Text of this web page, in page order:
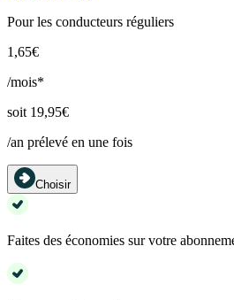
Pour les conducteurs réguliers
1,65€
/mois*
soit 19,95€
/an prélevé en une fois
Choisir
Faites des économies sur votre